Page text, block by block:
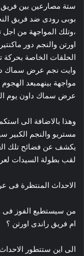
ستة مصارعين بين فريق
بوبى رودى ضد فريق
،وتلك المواجهة من
اورتن والنجم دور
الحلقات الخاصة
وايت نجم عرض سماك
مواجهة بينهمبعد
عرض سماك داون يوم
وهذا بالاضافة الى
مستريو والنجم الكبير
يكشف عن فضائح تلك
لقب بطولة السيدات
الاحداث المنتظرة فى
من سيستطيع الفوز فى
ام فريق راندى اورتن ؟
الى اين ستتطور